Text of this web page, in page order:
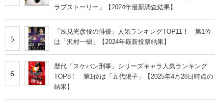
ラブストーリー」【2024年最新調査結果】
5
「浅見光彦役の俳優」人気ランキングTOP11！ 第1位
は「沢村一樹」【2024年最新投票結果】
6
歴代「スケバン刑事」シリーズキャラ人気ランキング
TOP8！ 第1位は「五代陽子」【2025年4月28日時点の
結果】